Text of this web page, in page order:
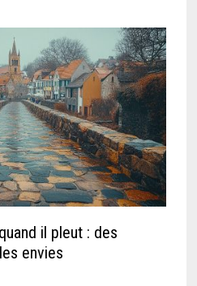
il pleut : des
envies